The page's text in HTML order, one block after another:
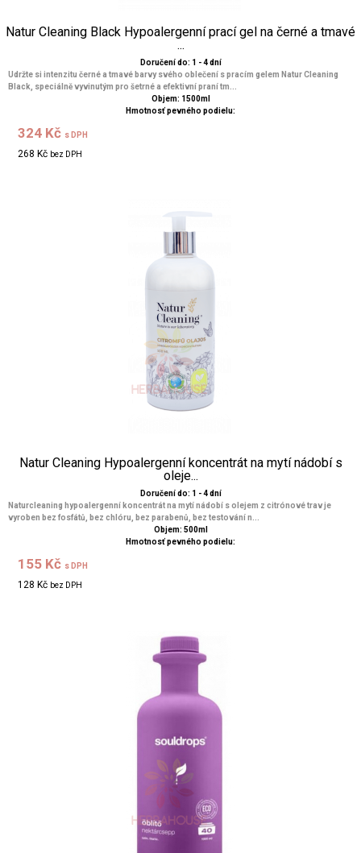
Natur Cleaning Black Hypoalergenní prací gel na černé a tmavé
...
Doručení do: 1 - 4 dní
Udržte si intenzitu černé a tmavé barvy svého oblečení s pracím gelem Natur Cleaning
Black, speciálně vyvinutým pro šetrné a efektivní praní tm...
Objem: 1500ml
Hmotnosť pevného podielu:
324 Kč s DPH
268 Kč bez DPH
Natur Cleaning Hypoalergenní koncentrát na mytí nádobí s
oleje...
Doručení do: 1 - 4 dní
Naturcleaning hypoalergenní koncentrát na mytí nádobí s olejem z citrónové trav je
vyroben bez fosfátů, bez chlóru, bez parabenů, bez testování n...
Objem: 500ml
Hmotnosť pevného podielu:
155 Kč s DPH
128 Kč bez DPH